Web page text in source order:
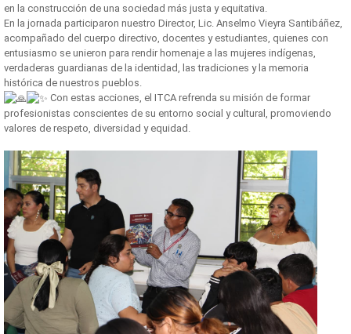
en la construcción de una sociedad más justa y equitativa.
En la jornada participaron nuestro Director, Lic. Anselmo Vieyra Santibáñez,
acompañado del cuerpo directivo, docentes y estudiantes, quienes con
entusiasmo se unieron para rendir homenaje a las mujeres indígenas,
verdaderas guardianas de la identidad, las tradiciones y la memoria
histórica de nuestros pueblos.
Con estas acciones, el ITCA refrenda su misión de formar
profesionistas conscientes de su entorno social y cultural, promoviendo
valores de respeto, diversidad y equidad.